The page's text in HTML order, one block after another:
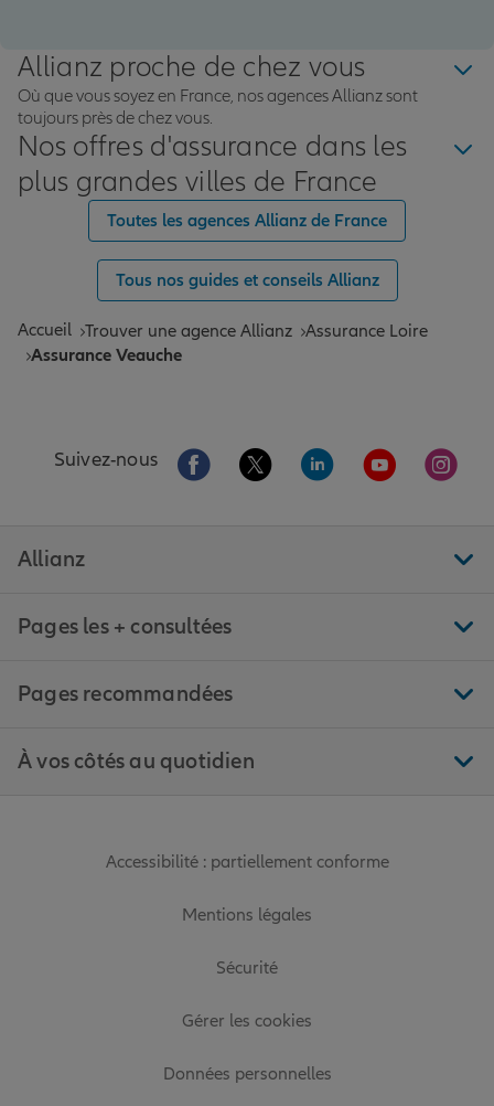
Allianz proche de chez vous
Où que vous soyez en France, nos agences Allianz sont
toujours près de chez vous.
Nos offres d'assurance dans les
plus grandes villes de France
Toutes les agences Allianz de France
Tous nos guides et conseils Allianz
Accueil Trouver une agence Allianz Assurance Loire
Assurance Veauche
Suivez-nous Aller sur la page Facebook de Allianz
Aller sur la page Twitter de
Aller sur la page
Aller sur la
Aller
Allianz
Pages les + consultées
Pages recommandées
À vos côtés au quotidien
Accessibilité : partiellement conforme
Mentions légales
Sécurité
Gérer les cookies
Données personnelles